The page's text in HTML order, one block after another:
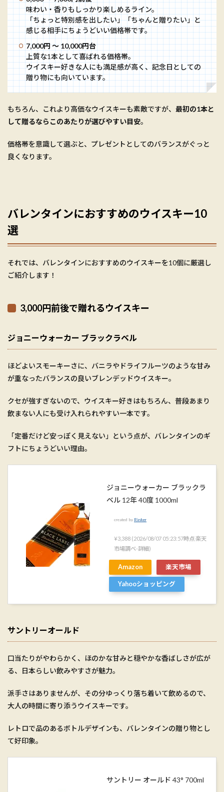
味わい・香りもしっかり楽しめるライン。
「ちょっと特別感を出したい」「ちゃんと贈りたい」と
感じる相手にちょうどいい価格帯です。
7,000円 〜 10,000円台
上質な1本として喜ばれる価格帯。
ウイスキー好きな人にも満足感が高く、記念日としての
贈り物にも向いています。
もちろん、これより高価なウイスキーも素敵ですが、 最初の1本と
して贈るならこのあたりが選びやすい目安。
価格帯を意識して選ぶと、プレゼントとしてのバランスがぐっと
良くなります。
バレンタインにおすすめのウイスキー10
選
それでは、バレンタインにおすすめのウイスキーを10個に厳選し
ご紹介します！
3,000円前後で贈れるウイスキー
ジョニーウォーカー ブラックラベル
ほどよいスモーキーさに、バニラやドライフルーツのような甘み
が重なったバランスの良いブレンデッドウイスキー。
クセが強すぎないので、ウイスキー好きはもちろん、普段あまり
飲まない人にも受け入れられやすい一本です。
「定番だけど安っぽく見えない」という点が、バレンタインのギ
フトにちょうどいい理由。
ジョニーウォーカー ブラックラ
ベル 12年 40度 1000ml
created by Rinker
¥3,388 (2026/08/07 05:23:57時点 楽天
市場調べ-詳細)
Amazon 楽天市場
Yahooショッピング
サントリーオールド
口当たりがやわらかく、ほのかな甘みと穏やかな香ばしさが広が
る、日本らしい飲みやすさが魅力。
派手さはありませんが、その分ゆっくり落ち着いて飲めるので、
大人の時間に寄り添うウイスキーです。
レトロで品のあるボトルデザインも、バレンタインの贈り物とし
て好印象。
サントリー オールド 43° 700ml